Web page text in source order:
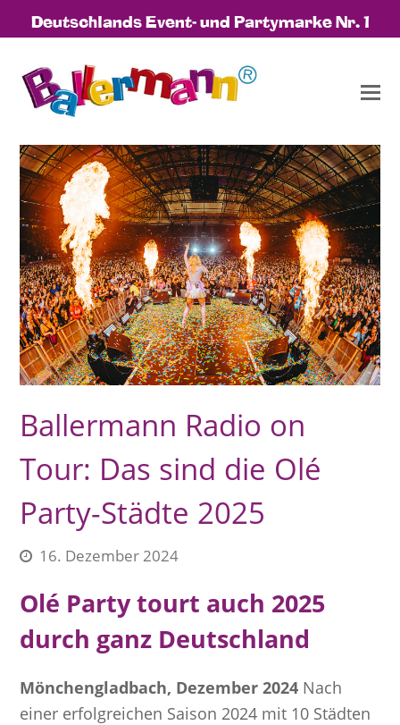
Deutschlands Event- und Partymarke Nr. 1
Ballermann Radio on
Tour: Das sind die Olé
Party-Städte 2025
16. Dezember 2024
Olé Party tourt auch 2025
durch ganz Deutschland
Mönchengladbach, Dezember 2024 Nach
einer erfolgreichen Saison 2024 mit 10 Städten